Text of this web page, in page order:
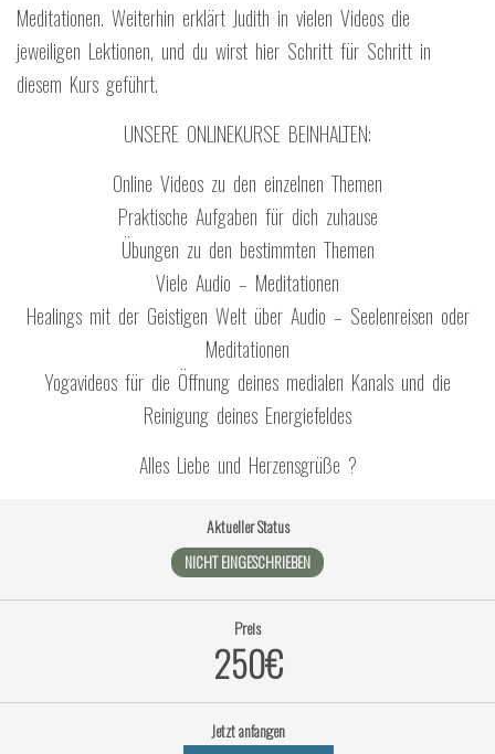
Meditationen. Weiterhin erklärt Judith in vielen Videos die
jeweiligen Lektionen, und du wirst hier Schritt für Schritt in
diesem Kurs geführt.
UNSERE ONLINEKURSE BEINHALTEN:
Online Videos zu den einzelnen Themen
Praktische Aufgaben für dich zuhause
Übungen zu den bestimmten Themen
Viele Audio – Meditationen
Healings mit der Geistigen Welt über Audio – Seelenreisen oder
Meditationen
Yogavideos für die Öffnung deines medialen Kanals und die
Reinigung deines Energiefeldes
Alles Liebe und Herzensgrüße ?
Aktueller Status
NICHT EINGESCHRIEBEN
Preis
250€
Jetzt anfangen